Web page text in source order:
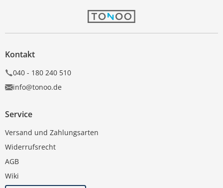
Kontakt
040 - 180 240 510
info@tonoo.de
Service
Versand und Zahlungsarten
Widerrufsrecht
AGB
Wiki